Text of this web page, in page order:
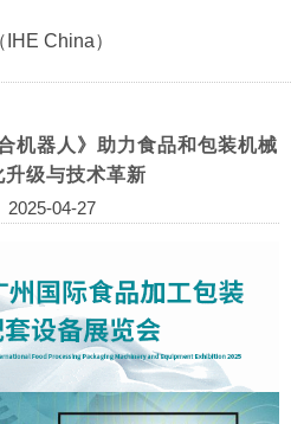
China）
机器人》助力食品和包装机械
升级与技术革新
2025-04-27